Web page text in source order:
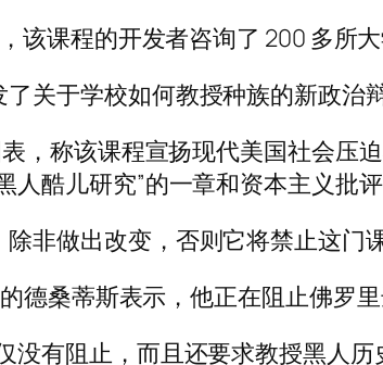
该课程的开发者咨询了 200 多所
关于学校如何教授种族的新政治辩
，称该课程宣扬现代美国社会压
酷儿研究”的一章和资本主义批评
非做出改变，否则它将禁止这门课
德桑蒂斯表示，他正在阻止佛罗
没有阻止，而且还要求教授黑人